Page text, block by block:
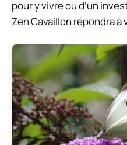
pour y vivre ou d’un
Zen Cavaillon répondra